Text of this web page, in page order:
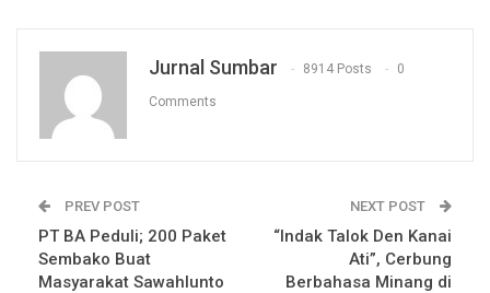
Jurnal Sumbar 8914 Posts 0
Comments
PREV POST
PT BA Peduli; 200 Paket
Sembako Buat
Masyarakat Sawahlunto
NEXT POST
“Indak Talok Den Kanai
Ati”, Cerbung
Berbahasa Minang di